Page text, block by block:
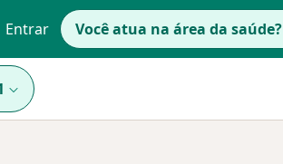
Entrar Você atua na área da saúde?